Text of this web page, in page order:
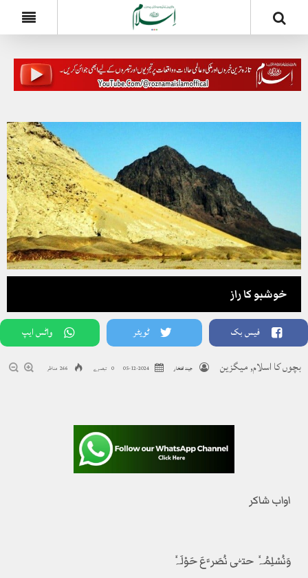
خوشبو کا راز
فیس بک ٹویٹر واٹس ایپ
بچوں کا اسلام,میگزین جیند افتخار 2024-12-05 0 تبصرے 266 مناظر
اواب شاکر
وَنُسْلِمُہٗ حتّٰی نُصَرَّعَ حَوْلَہٗ